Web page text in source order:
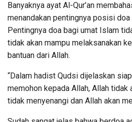
Banyaknya ayat Al-Qur’an
menandakan pentingnya posisi doa
Pentingnya doa bagi umat Islam
tidak akan mampu melaksanakan
bantuan dari Allah.
“Dalam hadist Qudsi dijelaskan
memohon kepada Allah, Allah tidak
tidak menyenangi dan Allah akan